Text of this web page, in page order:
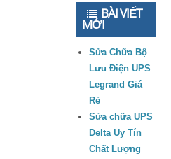
BÀI VIẾT
MỚI
Sửa Chữa Bộ
Lưu Điện UPS
Legrand Giá
Rẻ
Sửa chữa UPS
Delta Uy Tín
Chất Lượng